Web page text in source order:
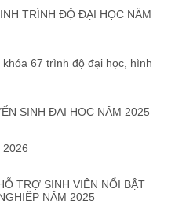
TRÌNH ĐỘ ĐẠI HỌC NĂM
67 trình độ đại học, hình
SINH ĐẠI HỌC NĂM 2025
2026
TRỢ SINH VIÊN NỔI BẬT
NĂM 2025